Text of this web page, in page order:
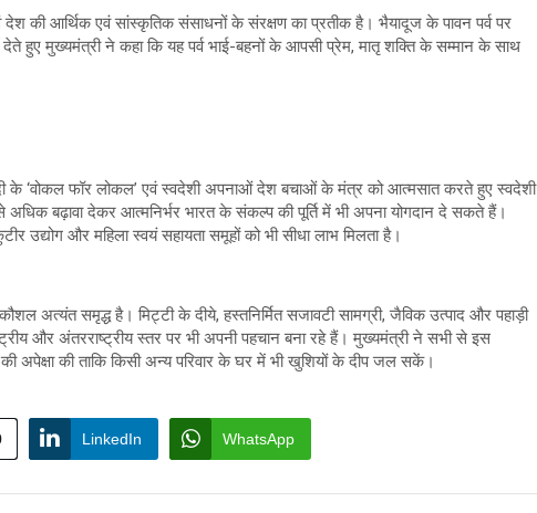
देश की आर्थिक एवं सांस्कृतिक संसाधनों के संरक्षण का प्रतीक है। भैयादूज के पावन पर्व पर
हुए मुख्यमंत्री ने कहा कि यह पर्व भाई-बहनों के आपसी प्रेम, मातृ शक्ति के सम्मान के साथ
के ‘वोकल फॉर लोकल’ एवं स्वदेशी अपनाओं देश बचाओं के मंत्र को आत्मसात करते हुए स्वदेशी
बढ़ावा देकर आत्मनिर्भर भारत के संकल्प की पूर्ति में भी अपना योगदान दे सकते हैं।
उद्योग और महिला स्वयं सहायता समूहों को भी सीधा लाभ मिलता है।
अत्यंत समृद्ध है। मिट्टी के दीये, हस्तनिर्मित सजावटी सामग्री, जैविक उत्पाद और पहाड़ी
और अंतरराष्ट्रीय स्तर पर भी अपनी पहचान बना रहे हैं। मुख्यमंत्री ने सभी से इस
अपेक्षा की ताकि किसी अन्य परिवार के घर में भी खुशियों के दीप जल सकें।
LinkedIn WhatsApp